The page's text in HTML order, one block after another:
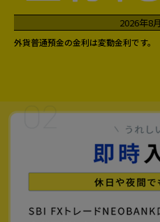
2026年8
外貨普通預金の金利は変動金利です。